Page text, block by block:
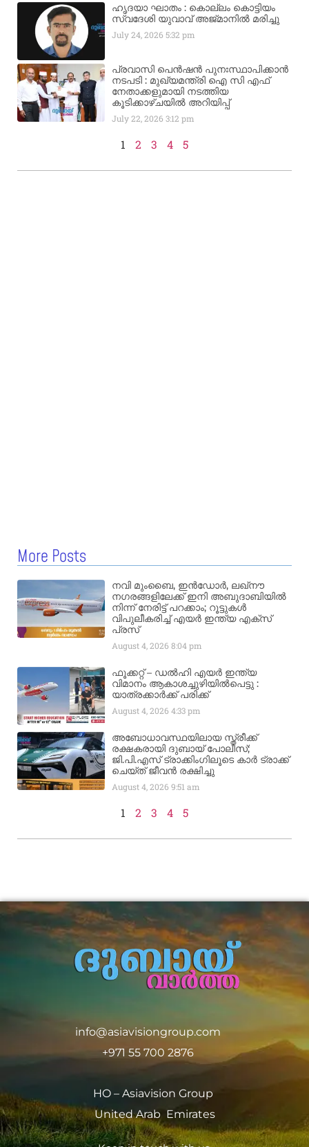
ഹൃദയാ ഘാതം : കൊല്ലം കൊട്ടിയം
സ്വദേശി യുവാവ് അജ്മാനിൽ മരിച്ചു
July 24, 20265:32 pm
പ്രവാസി പെൻഷൻ പുനഃസ്ഥാപിക്കാൻ
നടപടി : മുഖ്യമന്ത്രി ഐ സി എഫ്
നേതാക്കളുമായി നടത്തിയ
കൂടിക്കാഴ്ചയിൽ അറിയിപ്പ്
July 22, 20263:12 pm
1 2 3 4 5
More Posts
നവി മുംബൈ, ഇൻഡോർ, ലഖ്നൗ
നഗരങ്ങളിലേക്ക് ഇനി അബുദാബിയിൽ
നിന്ന് നേരിട്ട് പറക്കാം; റൂട്ടുകൾ
വിപുലീകരിച്ച് എയർ ഇന്ത്യ എക്സ്
പ്രസ്
August 4, 20268:04 pm
ഫൂക്കറ്റ് – ഡൽഹി എയര്‍ ഇന്ത്യ
വിമാനം ആകാശച്ചുഴിയില്‍പെട്ടു :
യാത്രക്കാര്‍ക്ക് പരിക്ക്
August 4, 20264:33 pm
അബോധാവസ്ഥയിലായ സ്ത്രീക്ക്
രക്ഷകരായി ദുബായ് പോലീസ്;
ജി.പി.എസ് ട്രാക്കിംഗിലൂടെ കാർ ട്രാക്ക്
ചെയ്ത് ജീവൻ രക്ഷിച്ചു
August 4, 20269:51 am
1 2 3 4 5
info@asiavisiongroup.com
+971 55 700 2876
HO – Asiavision Group
United Arab Emirates